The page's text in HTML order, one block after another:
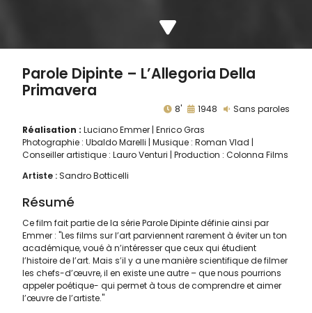
Artiste :Sandro Botticelli
Parole Dipinte – L’Allegoria Della
Primavera
8' 1948
Sans paroles
Réalisation : Luciano Emmer Enrico Gras
Photographie : Ubaldo Marelli | Musique : Roman Vlad |
Conseiller artistique : Lauro Venturi | Production : Colonna Films
Résumé
Ce film fait partie de la série Parole Dipinte définie ainsi par
Emmer : "Les films sur l’art parviennent rarement à éviter un ton
académique, voué à n’intéresser que ceux qui étudient
l’histoire de l’art. Mais s’il y a une manière scientifique de filmer
les chefs-d’œuvre, il en existe une autre – que nous pourrions
appeler poétique- qui permet à tous de comprendre et aimer
l’œuvre de l’artiste."